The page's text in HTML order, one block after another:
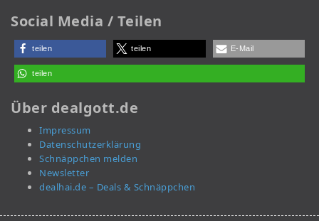
Social Media / Teilen
teilen teilen E-Mail
teilen
Über dealgott.de
Impressum
Datenschutzerklärung
Schnäppchen melden
Newsletter
dealhai.de – Deals & Schnäppchen